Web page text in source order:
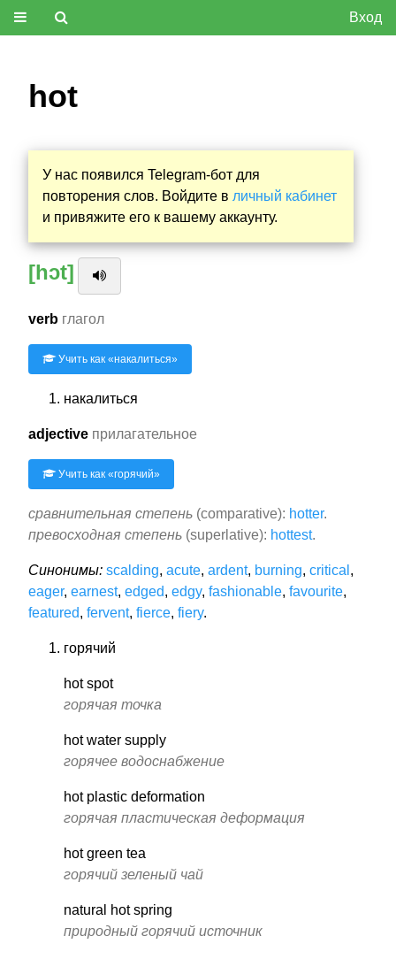
Вход
hot
У нас появился Telegram-бот для
повторения слов. Войдите в личный кабинет
и привяжите его к вашему аккаунту.
[hɔt]
verb глагол
Учить как «накалиться»
накалиться
adjective прилагательное
Учить как «горячий»
сравнительная степень (comparative): hotter.
превосходная степень (superlative): hottest.
Синонимы: scalding, acute, ardent, burning, critical ,
eager, earnest, edged, edgy, fashionable, favourite,
featured, fervent, fierce, fiery.
горячий
hot spot
горячая точка
hot water supply
горячее водоснабжение
hot plastic deformation
горячая пластическая деформация
hot green tea
горячий зеленый чай
natural hot spring
природный горячий источник